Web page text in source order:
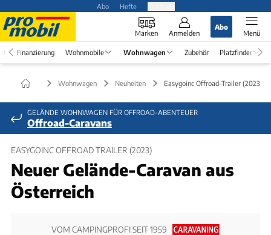
Abo Hefte
Marken Anmelden
Abo
Menü
Finanzierung Wohnmobile Wohnwagen Zubehör Platzfinder
Wohnwagen Neuheiten Easygoinc Offroad-Trailer (2023)
GELÄNDE WOHNWAGEN FÜR OFFROAD-ABENTEUER
Offroad-Caravans
EASYGOINC OFFROAD TRAILER (2023)
Neuer Gelände-Caravan aus
Österreich
VOM CAMPINGPROFI SEIT 1959